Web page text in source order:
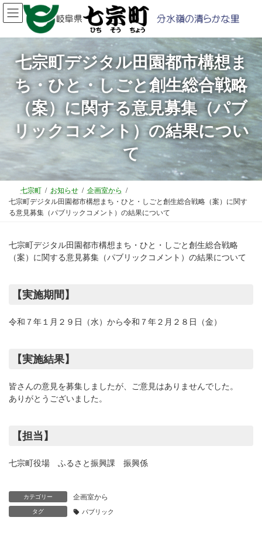
コ
ン
キ
ナ
ビ
に
七宗町デジタル田園都市構想ま
ち・ひと・しごと創生総合戦略
（案）に関する意見募集（パブ
リックコメント）の結果につい
て
七宗町 お知らせ
企画室から
七宗町デジタル田園都市構想まち・ひと・しごと創生総合戦略（案）に関す
る意見募集（パブリックコメント）の結果について
七宗町デジタル田園都市構想まち・ひと・しごと創生総合戦略
（案）に関する意見募集（パブリックコメント）の結果について
【実施期間】
令和７年１月２９日（水）から令和７年２月２８日（金）
【実施結果】
皆さんの意見を募集しましたが、ご意見はありませんでした。
ありがとうございました。
【担当】
七宗町役場 ふるさと振興課 振興係
カテゴリー 企画室から
タグ パブリック